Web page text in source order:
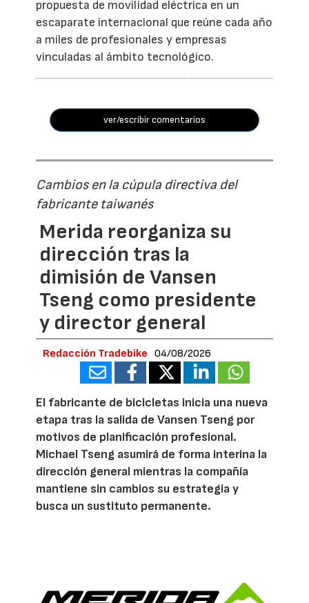
propuesta de movilidad eléctrica en un
escaparate internacional que reúne cada año
a miles de profesionales y empresas
vinculadas al ámbito tecnológico.
ver/escribir comentarios
Cambios en la cúpula directiva del
fabricante taiwanés
Merida reorganiza su
dirección tras la
dimisión de Vansen
Tseng como presidente
y director general
Redacción Tradebike 04/08/2026
El fabricante de bicicletas inicia una nueva
etapa tras la salida de Vansen Tseng por
motivos de planificación profesional.
Michael Tseng asumirá de forma interina la
dirección general mientras la compañía
mantiene sin cambios su estrategia y
busca un sustituto permanente.